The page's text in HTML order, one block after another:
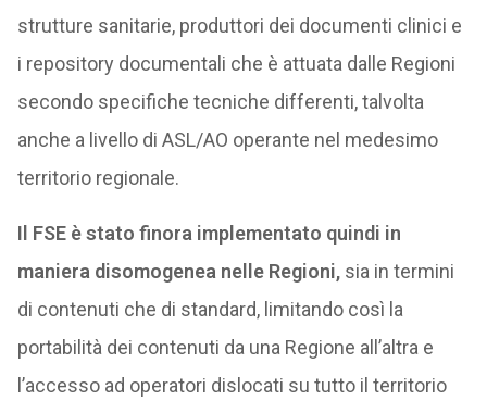
strutture sanitarie, produttori dei documenti clinici e
i repository documentali che è attuata dalle Regioni
secondo specifiche tecniche differenti, talvolta
anche a livello di ASL/AO operante nel medesimo
territorio regionale.
Il FSE è stato finora implementato quindi in
maniera disomogenea nelle Regioni,sia in termini
di contenuti che di standard, limitando così la
portabilità dei contenuti da una Regione all’altra e
l’accesso ad operatori dislocati su tutto il territorio